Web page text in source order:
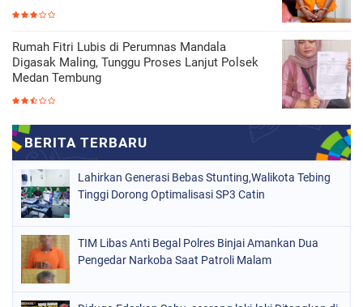
Rumah Fitri Lubis di Perumnas Mandala
Digasak Maling, Tunggu Proses Lanjut Polsek
Medan Tembung
Lahirkan Generasi Bebas Stunting,Walikota Tebing
Tinggi Dorong Optimalisasi SP3 Catin
TIM Libas Anti Begal Polres Binjai Amankan Dua
Pengedar Narkoba Saat Patroli Malam